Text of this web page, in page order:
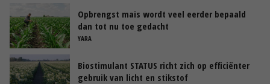
Opbrengst mais wordt veel eerder bepaald
dan tot nu toe gedacht
YARA
Biostimulant STATUS richt zich op efficiënter
gebruik van licht en stikstof